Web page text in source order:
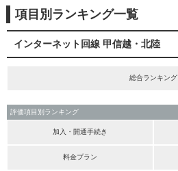
項目別ランキング一覧
インターネット回線 甲信越・北陸
総合ランキング
評価項目別ランキング
加入・開通手続き
料金プラン